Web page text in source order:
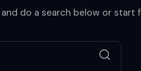
do a search below or start